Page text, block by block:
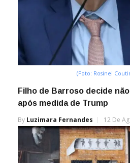
(Foto: Rosinei
Filho de Barroso decide
após medida de Trump
By Luzimara Fernandes 12 De